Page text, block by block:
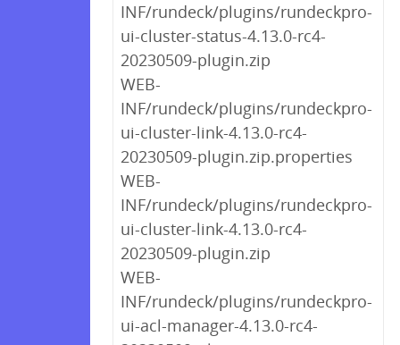
INF/rundeck/plugins/rundeckpro-
ui-cluster-status-4.13.0-rc4-
20230509-plugin.zip
WEB-
INF/rundeck/plugins/rundeckpro-
ui-cluster-link-4.13.0-rc4-
20230509-plugin.zip.properties
WEB-
INF/rundeck/plugins/rundeckpro-
ui-cluster-link-4.13.0-rc4-
20230509-plugin.zip
WEB-
INF/rundeck/plugins/rundeckpro-
ui-acl-manager-4.13.0-rc4-